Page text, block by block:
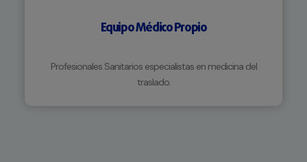
Equipo Médico Propio
Profesionales Sanitarios especialistas en medicina del
traslado.